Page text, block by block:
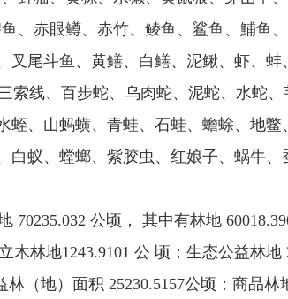
、赤眼鳟、赤竹、鲮鱼、鲨鱼、鯆鱼
尾斗鱼、黄鳝、白鳝、泥鳅、虾、蚌
线、百步蛇、乌肉蛇、泥蛇、水蛇、
蛭、山蚂蟥、青蛙、石蛙、蟾蜍、地
蚁、螳螂、紫胶虫、红娘子、蜗牛、
70235.032 公顷， 其中有林地
木林地1243.9101 公 顷；生态公益林地
（地）面积 25230.5157公顷；商品林